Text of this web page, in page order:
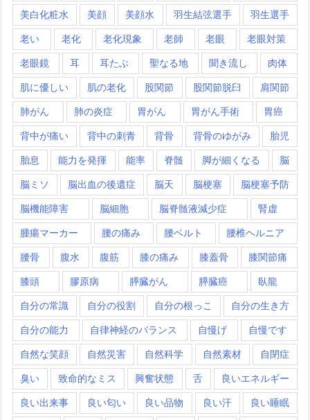
美白化粧水 美顔 美顔水 羽生結弦選手 羽生選手
老い 老化 老化現象 老師 老眼 老眼対策
老眼鏡 耳 耳たぶ 聖なる地 聞き流し 肉体
肌に優しい 肌の老化 股関節 股関節脱臼 肩関節
肺がん 肺の炎症 胃がん 胃がん手術 胃癌
背中が痛い 背中の刺青 背骨 背骨のゆがみ 胎児
胎息 能力を発揮 能率 脊髄 脚が細くなる 脳
脳ミソ 脳出血の後遺症 脳天 脳梗塞 脳梗塞予防
脳機能障害 脳細胞 脳脊髄液減少症 腎虚
腫瘍マーカー 腰の痛み 腰ベルト 腰椎ヘルニア
腰骨 腹水 腹筋 膝の痛み 膝蓋骨 膝関節痛
膝頭 膠原病 膵臓がん 膵臓癌 臥龍
自分の常識 自分の役割 自分の根っこ 自分の生き方
自分の能力 自律神経のバランス 自慢げ 自慢です
自然な笑顔 自然災害 自然科学 自然素材 自閉症
臭い 致命的なミス 興奮状態 舌 良いエネルギー
良い出来事 良い匂い 良い品物 良い汗 良い睡眠